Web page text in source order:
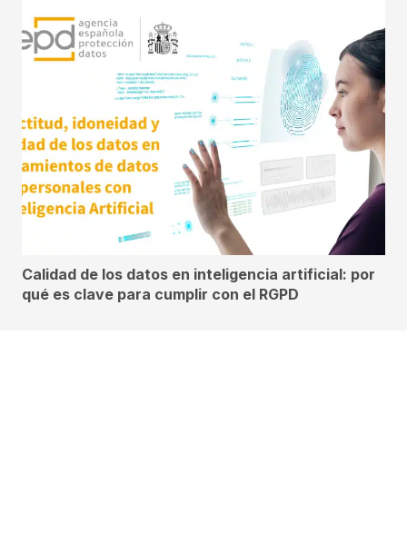
Calidad de los datos en inteligencia artificial: por
qué es clave para cumplir con el RGPD